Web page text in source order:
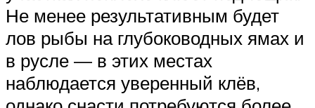
Не менее результативным будет
лов рыбы на глубоководных ямах и
в русле — в этих местах
наблюдается уверенный клёв,